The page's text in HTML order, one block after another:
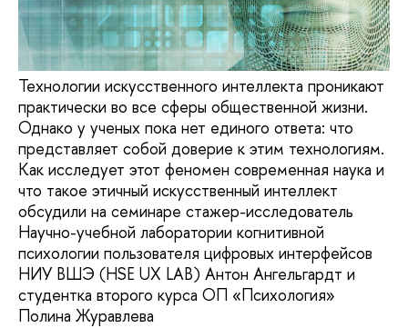
Технологии искусственного интеллекта проникают
практически во все сферы общественной жизни.
Однако у ученых пока нет единого ответа: что
представляет собой доверие к этим технологиям.
Как исследует этот феномен современная наука и
что такое этичный искусственный интеллект
обсудили на семинаре стажер-исследователь
Научно-учебной лаборатории когнитивной
психологии пользователя цифровых интерфейсов
НИУ ВШЭ (HSE UX LAB) Антон Ангельгардт и
студентка второго курса ОП «Психология»
Полина Журавлева